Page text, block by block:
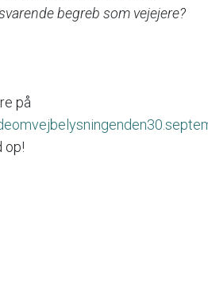
begreb som vejejere?
på
op!